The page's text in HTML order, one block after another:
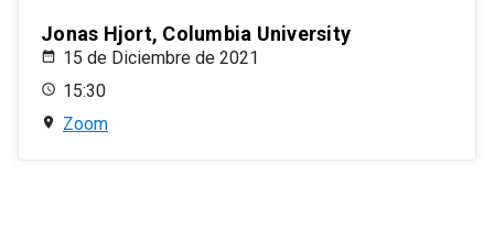
Jonas Hjort, Columbia University
15 de Diciembre de 2021
15:30
Zoom